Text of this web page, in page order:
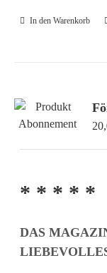
In den Warenkorb
* * * * *
DAS